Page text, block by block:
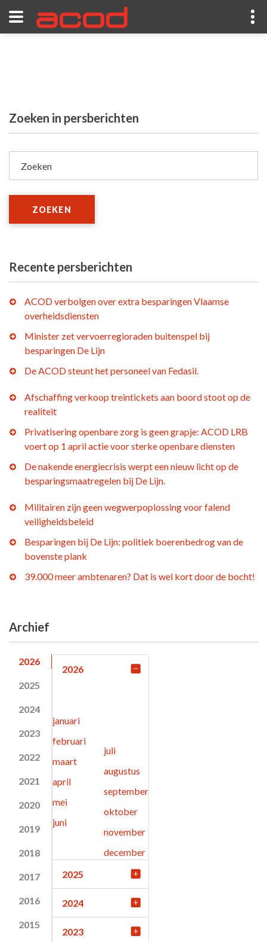
Zoeken in persberichten
Zoeken
ZOEKEN
Recente persberichten
ACOD verbolgen over extra besparingen Vlaamse
overheidsdiensten
Minister zet vervoerregioraden buitenspel bij
besparingen De Lijn
De ACOD steunt het personeel van Fedasil.
Afschaffing verkoop treintickets aan boord stoot op de
realiteit
Privatisering openbare zorg is geen grapje: ACOD LRB
voert op 1 april actie voor sterke openbare diensten
De nakende energiecrisis werpt een nieuw licht op de
besparingsmaatregelen bij De Lijn.
Militairen zijn geen wegwerpoplossing voor falend
veiligheidsbeleid
Besparingen bij De Lijn: politiek boerenbedrog van de
bovenste plank
39.000 meer ambtenaren? Dat is wel kort door de bocht!
Archief
2026
2025
2024
2023
2022
2021
2020
2019
2018
2017
2016
2015
2026
januari
februari
maart
april
mei
juni
juli
augustus
september
oktober
november
december
2025
2024
2023